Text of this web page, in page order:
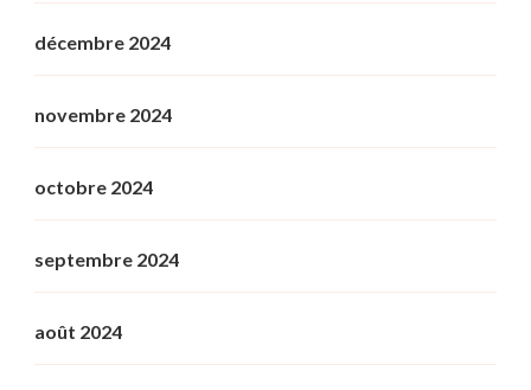
décembre 2024
novembre 2024
octobre 2024
septembre 2024
août 2024